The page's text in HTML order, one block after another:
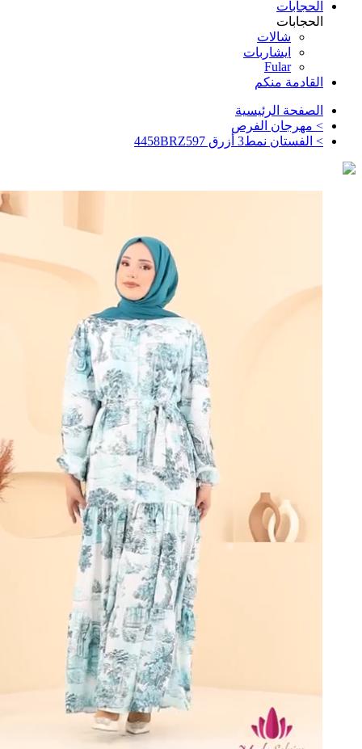
الحجابات
الحجابات
شالات
ايشاربات
Fular
القادمة منكم
الصفحة الرئيسية
> مهرجان الفرص
> الفستان نمط3 أزرق 4458BRZ597